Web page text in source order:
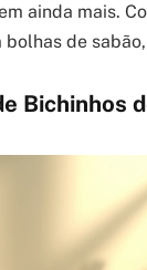
ainda mais.
de
Bichinhos